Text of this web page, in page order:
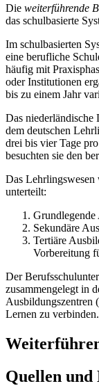
Die weiterführende
das schulbasierte
Im schulbasierten
eine berufliche
häufig mit
oder Institutionen
bis zu einem Jahr
Das
dem deutschen
drei bis vier Tage
besuchten sie den
Das Lehrlingswesen
unterteilt:
Grundlegende
Sekundäre
Tertiäre
Vorbereitung
Der
zusammengelegt in
Ausbildungszentren
Lernen zu verbinden.
Quellen und